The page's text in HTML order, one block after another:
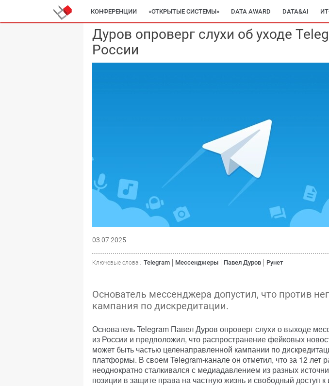
КОНФЕРЕНЦИИ «ОТКРЫТЫЕ СИСТЕМЫ» DATA AWARD DATA&AI
Дуров опроверг слухи об уходе
России
03.07.2025
Ключевые слова : Telegram Мессенджеры Павел Дуров Рунет
Основатель мессенджера допустил, что против
кампания по дискредитации.
Основатель Telegram Павел Дуров опроверг слухи о выходе
из России и предположил, что распространение фейковых
может быть частью целенаправленной кампании по
платформы. В своем Telegram-канале он отметил, что за 12 лет
неоднократно сталкивался с медиадавлением из разных
позиции в защите права на частную жизнь и свободный доступ